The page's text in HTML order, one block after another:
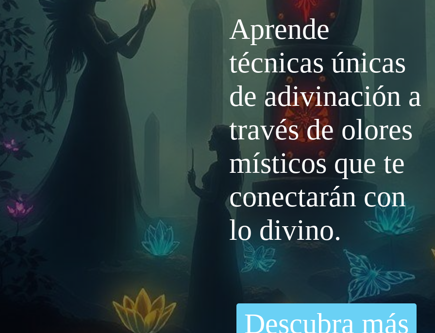
Aprende
técnicas únicas
de adivinación a
través de olores
místicos que te
conectarán con
lo divino.
Descubra más